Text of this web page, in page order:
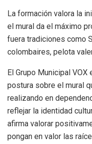
La formación valora la
el mural da el máximo
fuera tradiciones como
colombaires, pelota
El Grupo Municipal
postura sobre el mural
realizando en
reflejar la identidad
afirma valorar
pongan en valor las